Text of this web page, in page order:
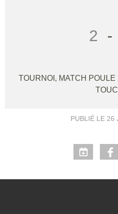
2 -
TOURNOI, MATCH POULE
PUBLIÉ LE 26